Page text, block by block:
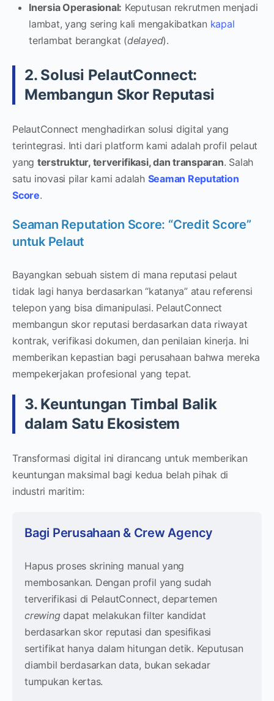
Inersia Operasional: Keputusan rekrutmen menjadi
lambat, yang sering kali mengakibatkan kapal
terlambat berangkat (delayed).
2. Solusi PelautConnect:
Membangun Skor Reputasi
PelautConnect menghadirkan solusi digital yang
terintegrasi. Inti dari platform kami adalah profil pelaut
yang terstruktur, terverifikasi, dan transparan. Salah
satu inovasi pilar kami adalah Seaman Reputation
Score.
Seaman Reputation Score: “Credit Score”
untuk Pelaut
Bayangkan sebuah sistem di mana reputasi pelaut
tidak lagi hanya berdasarkan “katanya” atau referensi
telepon yang bisa dimanipulasi. PelautConnect
membangun skor reputasi berdasarkan data riwayat
kontrak, verifikasi dokumen, dan penilaian kinerja. Ini
memberikan kepastian bagi perusahaan bahwa mereka
mempekerjakan profesional yang tepat.
3. Keuntungan Timbal Balik
dalam Satu Ekosistem
Transformasi digital ini dirancang untuk memberikan
keuntungan maksimal bagi kedua belah pihak di
industri maritim:
Bagi Perusahaan & Crew Agency
Hapus proses skrining manual yang
membosankan. Dengan profil yang sudah
terverifikasi di PelautConnect, departemen
crewing dapat melakukan filter kandidat
berdasarkan skor reputasi dan spesifikasi
sertifikat hanya dalam hitungan detik. Keputusan
diambil berdasarkan data, bukan sekadar
tumpukan kertas.